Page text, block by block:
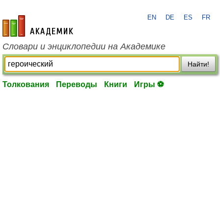
academic.ru
EN DE ES FR
Словари и энциклопедии на Академике
Найти!
Толкования Переводы Книги Игры ⚽